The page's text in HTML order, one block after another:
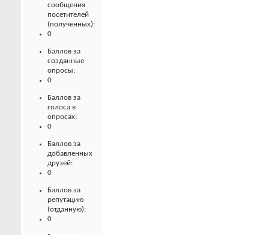
сообщения
посетителей
(полученных):
0
Баллов за
созданные
опросы:
0
Баллов за
голоса в
опросах:
0
Баллов за
добавленных
друзей:
0
Баллов за
репутацию
(отданную):
0